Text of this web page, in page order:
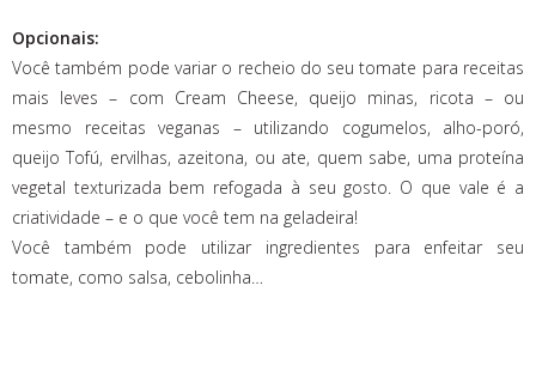
Opcionais:
Você também pode variar o recheio do seu tomate para receitas
mais leves – com Cream Cheese, queijo minas, ricota – ou
mesmo receitas veganas – utilizando cogumelos, alho-poró,
queijo Tofú, ervilhas, azeitona, ou ate, quem sabe, uma proteína
vegetal texturizada bem refogada à seu gosto. O que vale é a
criatividade – e o que você tem na geladeira!
Você também pode utilizar ingredientes para enfeitar seu
tomate, como salsa, cebolinha…